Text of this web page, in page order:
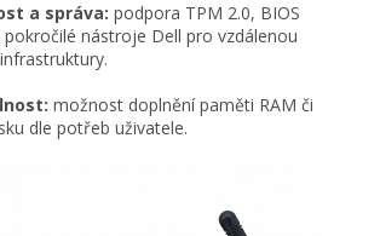
a správa: podpora TPM 2.0, BIOS
pokročilé nástroje Dell pro vzdálenou
možnost doplnění paměti RAM či
dle potřeb uživatele.